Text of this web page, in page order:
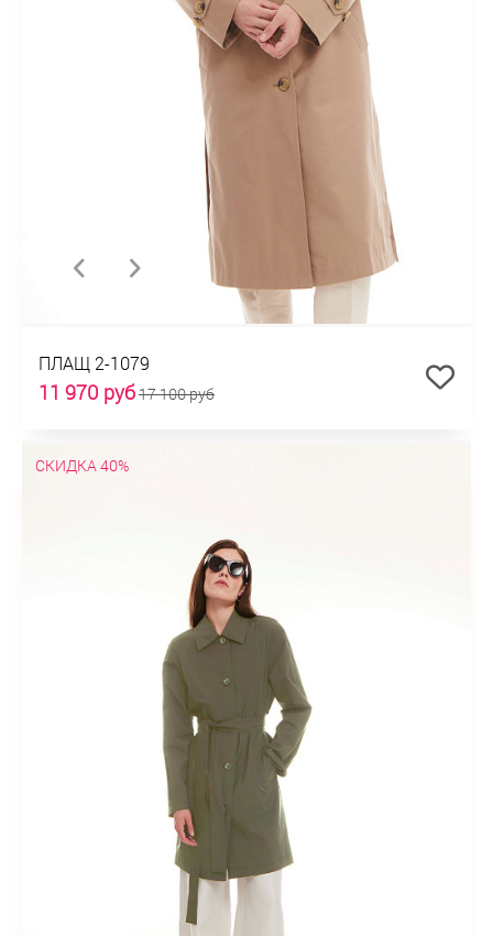
ПЛАЩ 2-1079
11 970 руб17 100 руб
СКИДКА 40%